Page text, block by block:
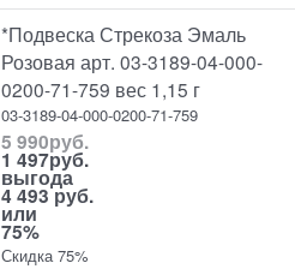
*Подвеска Стрекоза Эмаль
Розовая арт. 03-3189-04-000-
0200-71-759 вес 1,15 г
03-3189-04-000-0200-71-759
5 990руб.
1 497руб.
выгода
4 493 руб.
или
75%
Скидка 75%